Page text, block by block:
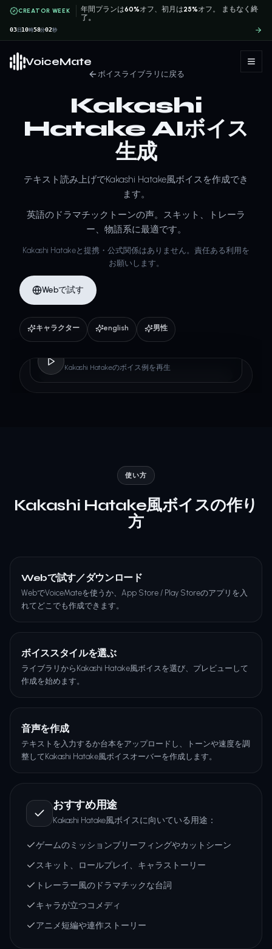
CREATOR WEEK 年間プランは60%オフ、初月は25%オフ。
まもなく終
了。
03日 10時58分02秒
VoiceMate
ボイスライブラリに戻る
Kakashi
Hatake AIボイス
生成
テキスト読み上げでKakashi Hatake風ボイスを作成でき
ます。
英語のドラマチックトーンの声。スキット、トレーラ
ー、物語系に最適です。
Kakashi Hatakeと提携・公式関係はありません。責任ある利用を
お願いします。
Webで試す
キャラクター english 男性
Kakashi Hatakeのボイス例を再生
使い方
Kakashi Hatake風ボイスの作り
方
Webで試す／ダウンロード
WebでVoiceMateを使うか、App Store / Play Storeのアプリを入
れてどこでも作成できます。
ボイススタイルを選ぶ
ライブラリからKakashi Hatake風ボイスを選び、プレビューして
作成を始めます。
音声を作成
テキストを入力するか台本をアップロードし、トーンや速度を調
整してKakashi Hatake風ボイスオーバーを作成します。
おすすめ用途
Kakashi Hatake風ボイスに向いている用途：
ゲームのミッションブリーフィングやカットシーン
スキット、ロールプレイ、キャラストーリー
トレーラー風のドラマチックな台詞
キャラが立つコメディ
アニメ短編や連作ストーリー